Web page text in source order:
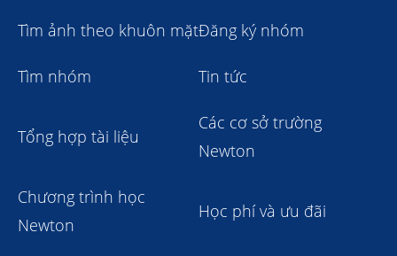
Tìm ảnh theo khuôn mặtĐăng ký nhóm
Tìm nhóm Tin tức
Tổng hợp tài liệu
Các cơ sở trường
Newton
Chương trình học
Newton
Học phí và ưu đãi